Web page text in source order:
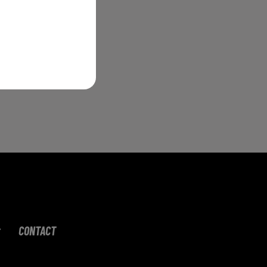
CONTACT